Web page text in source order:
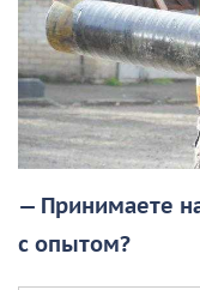
— Принимаете
с опытом?